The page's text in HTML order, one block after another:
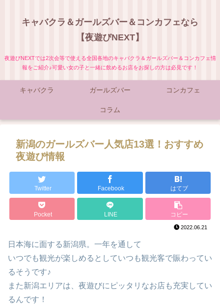
キャバクラ＆ガールズバー＆コンカフェなら
【夜遊びNEXT】
夜遊びNEXTでは2次会等で使える全国各地のキャバクラ＆ガールズバー＆コンカフェ情
報をご紹介♪可愛い女の子と一緒に飲めるお店をお探しの方は必見です！
キャバクラ ガールズバー コンカフェ
コラム
新潟のガールズバー人気店13選！おすすめ
夜遊び情報
Twitter Facebook はてブ
Pocket LINE コピー
2022.06.21
日本海に面する新潟県。一年を通して
いつでも観光が楽しめるとしていつも観光客で賑わってい
るそうです♪
また新潟エリアは、夜遊びにピッタリなお店も充実してい
るんです！